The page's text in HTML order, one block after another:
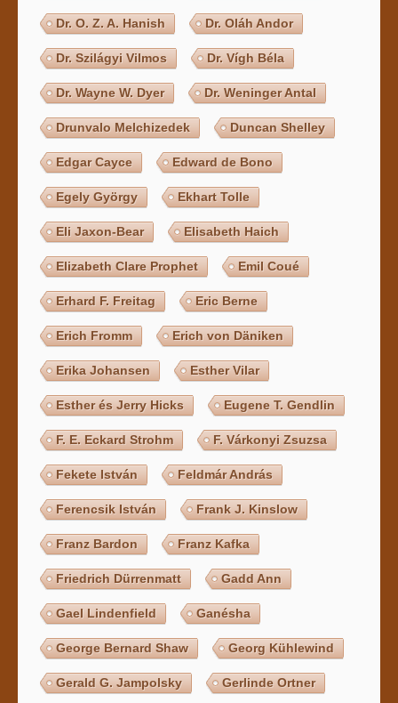
Dr. O. Z. A. Hanish Dr. Oláh Andor
Dr. Szilágyi Vilmos Dr. Vígh Béla
Dr. Wayne W. Dyer Dr. Weninger Antal
Drunvalo Melchizedek Duncan Shelley
Edgar Cayce Edward de Bono
Egely György Ekhart Tolle
Eli Jaxon-Bear Elisabeth Haich
Elizabeth Clare Prophet Emil Coué
Erhard F. Freitag Eric Berne
Erich Fromm Erich von Däniken
Erika Johansen Esther Vilar
Esther és Jerry Hicks Eugene T. Gendlin
F. E. Eckard Strohm F. Várkonyi Zsuzsa
Fekete István Feldmár András
Ferencsik István Frank J. Kinslow
Franz Bardon Franz Kafka
Friedrich Dürrenmatt Gadd Ann
Gael Lindenfield Ganésha
George Bernard Shaw Georg Kühlewind
Gerald G. Jampolsky Gerlinde Ortner